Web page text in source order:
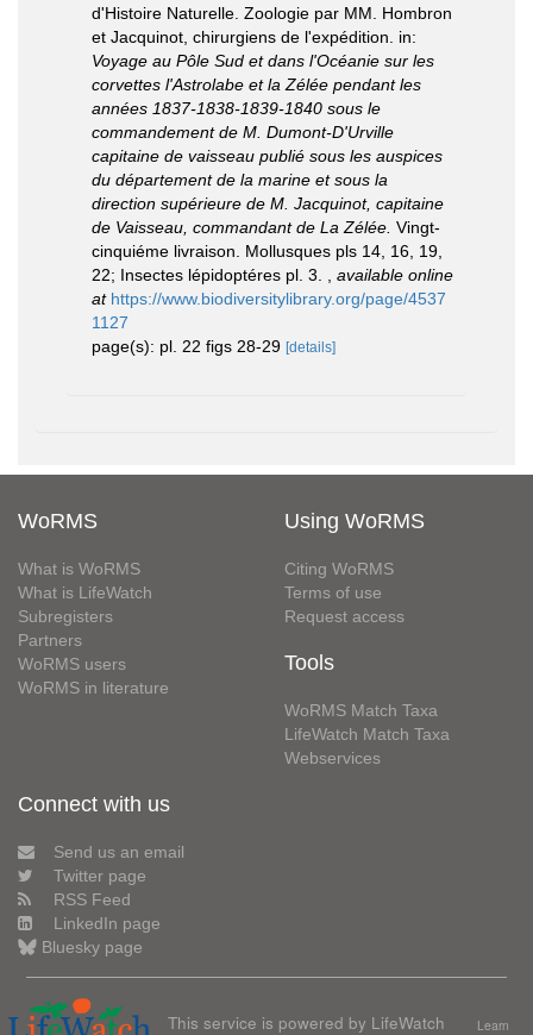
d'Histoire Naturelle. Zoologie par MM. Hombron
et Jacquinot, chirurgiens de l'expédition. in:
Voyage au Pôle Sud et dans l'Océanie sur les
corvettes l'Astrolabe et la Zélée pendant les
années 1837-1838-1839-1840 sous le
commandement de M. Dumont-D'Urville
capitaine de vaisseau publié sous les auspices
du département de la marine et sous la
direction supérieure de M. Jacquinot, capitaine
de Vaisseau, commandant de La Zélée. Vingt-
cinquiéme livraison. Mollusques pls 14, 16, 19,
22; Insectes lépidoptéres pl. 3.
available online
at https://www.biodiversitylibrary.org/page/4537
1127
page(s): pl. 22 figs 28-29 [details]
WoRMS
What is WoRMS
What is LifeWatch
Subregisters
Partners
WoRMS users
WoRMS in literature
Using WoRMS
Citing WoRMS
Terms of use
Request access
Tools
WoRMS Match Taxa
LifeWatch Match Taxa
Webservices
Connect with us
Send us an email
Twitter page
RSS Feed
LinkedIn page
Bluesky page
This service is powered by LifeWatch
Learn